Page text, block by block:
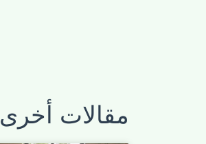
مقالات أخرى